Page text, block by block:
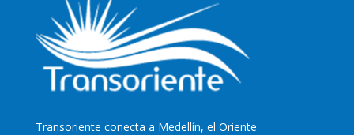
Transoriente conecta a Medellín, el Oriente